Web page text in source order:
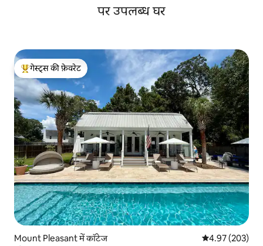
पर उपलब्ध घर
गेस्ट्स का टॉप फ़ेवरेट
गेस्ट्स की फ़ेवरेट
Mount Pleasant में कॉटेज औसत रेटिंग 5 में से
4.97 (203)